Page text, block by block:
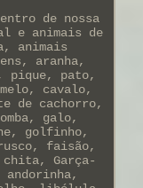
de nossa
e animais de
animais
aranha,
pique, pato,
cavalo,
de cachorro,
galo,
golfinho,
faisão,
Garça-